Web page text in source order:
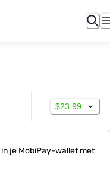
$23.99
in je MobiPay-wallet met